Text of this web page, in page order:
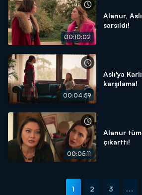
00:10:02
Alanur,
sarsıldı!
00:04:59
Aslı'ya
karşılama!
00:05:11
Alanur tüm
çıkarttı!
1 2 3 ...